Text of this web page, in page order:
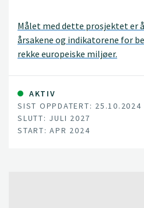
Målet med dette prosjektet er
årsakene og indikatorene for
rekke europeiske miljøer.
AKTIV
SIST OPPDATERT: 25.10.2024
SLUTT: JULI 2027
START: APR 2024